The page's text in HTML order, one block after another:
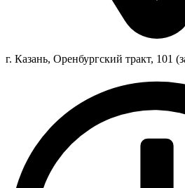
г. Казань, Оренбургский тракт, 101